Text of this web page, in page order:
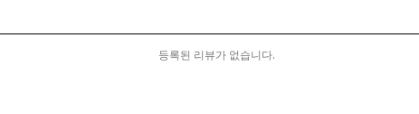
등록된 리뷰가 없습니다.